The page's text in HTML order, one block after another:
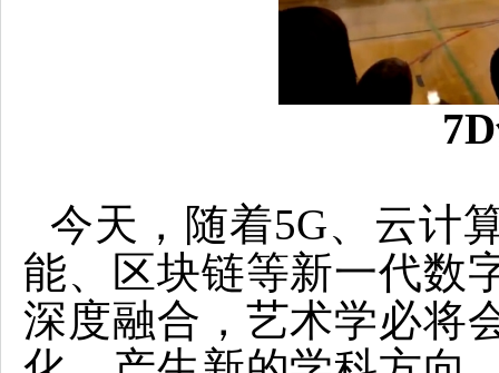
今天，随着5G、云计
能、区块链等新一代数
深度融合，艺术学必将